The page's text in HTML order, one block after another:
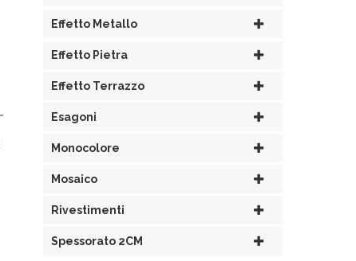
Effetto Metallo
Effetto Pietra
Effetto Terrazzo
Esagoni
Monocolore
Mosaico
Rivestimenti
Spessorato 2CM